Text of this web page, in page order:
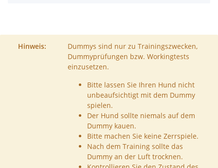
Hinweis:
Dummys sind nur zu Trainingszwecken,
Dummyprüfungen bzw. Workingtests
einzusetzen.
Bitte lassen Sie Ihren Hund nicht
unbeaufsichtigt mit dem Dummy
spielen.
Der Hund sollte niemals auf dem
Dummy kauen.
Bitte machen Sie keine Zerrspiele.
Nach dem Training sollte das
Dummy an der Luft trocknen.